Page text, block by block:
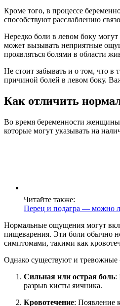
Кроме того, в процессе
способствуют расслаблению
Нередко боли в левом боку
может вызывать неприятные
проявляться болями в области
Не стоит забывать и о том, что в
причиной болей в левом боку.
Как отличить
Во время беременности женщины
которые могут указывать на
Читайте также:
Перец и подагра — можно
Нормальные ощущения могут
пищеварения. Эти боли обычно
симптомами, такими как
Однако существуют и тревожные
Сильная или острая боль:
разрыв кисты яичника.
Кровотечение: Появление